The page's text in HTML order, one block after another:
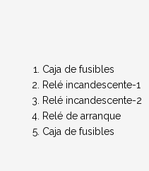
Caja de fusibles
Relé incandescente-1
Relé incandescente-2
Relé de arranque
Caja de fusibles